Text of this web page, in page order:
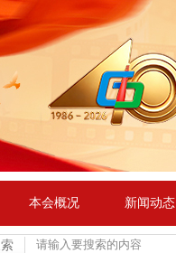
本会概况 新闻动态